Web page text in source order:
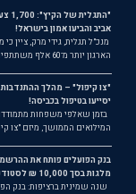
אביב והביעו אמון בישראל!
מנכ"ל תגלית, גידי מרק, ציין
הארגון יותר מ־60 אלף משתתפים, מתנדב...
"צו קיפול" – מהלך
יסייעו בטיפול בכביסה!
בזמן שאלפי משפחות
המילואים הממושך, מיזם "צו
מלגות בסך 10,000 ₪ לסטודנטים ברחבי הארץ!!!
שנה שמינית ברציפות: בנק